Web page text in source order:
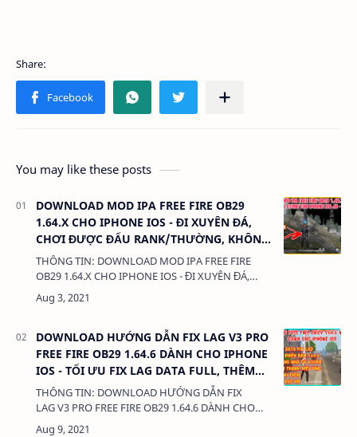
You may like these posts
DOWNLOAD MOD IPA FREE FIRE OB29
1.64.X CHO IPHONE IOS - ĐI XUYÊN ĐÁ,
CHƠI ĐƯỢC ĐẤU RANK/THƯỜNG, KHÔNG
KHÓA/GHIM NICK.
THÔNG TIN: DOWNLOAD MOD IPA FREE FIRE
OB29 1.64.X CHO IPHONE IOS - ĐI XUYÊN ĐÁ,
CHƠI ĐƯỢC ĐẤU RANK/THƯỜNG, KHÔNG
KHÓA/GHIM NICK. DUNG LƯỢNG: 588 MB LINK:
DOWNLOAD HƯỚNG DẪN FIX LAG V3 PRO
FREE FIRE OB29 1.64.6 DÀNH CHO IPHONE
IOS - TỐI ƯU FIX LAG DATA FULL, THÊM
COMBO LEO RANK VIP
THÔNG TIN: DOWNLOAD HƯỚNG DẪN FIX
LAG V3 PRO FREE FIRE OB29 1.64.6 DÀNH CHO
IPHONE IOS - TỐI ƯU FIX LAG DATA FULL, THÊM